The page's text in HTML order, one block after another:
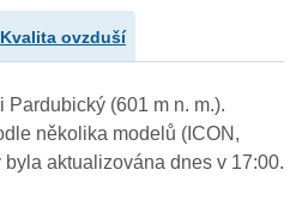
Kvalita ovzduší
(601 m n. m.).
několika modelů (ICON,
aktualizována dnes v 17:00.